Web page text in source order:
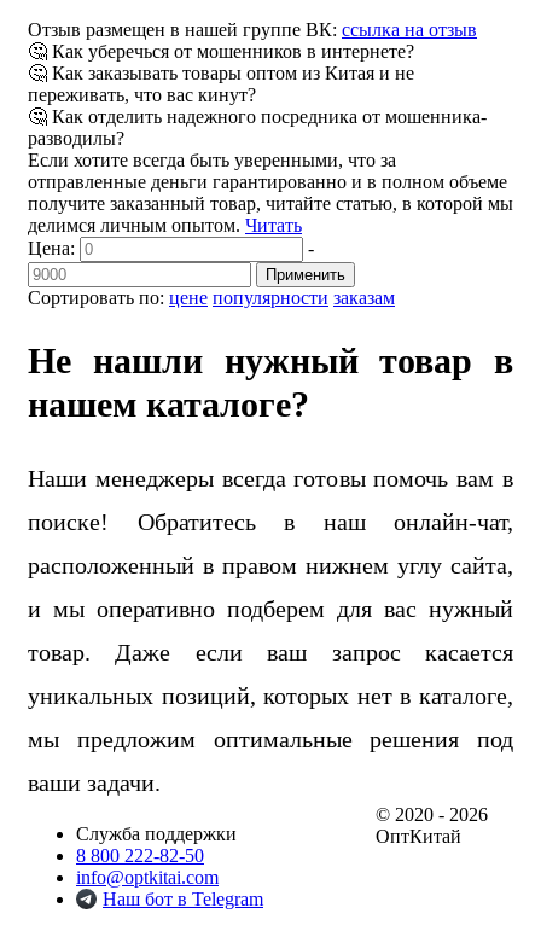
Отзыв размещен в нашей группе ВК: ссылка на отзыв
🤔 Как уберечься от мошенников в интернете?
🤔 Как заказывать товары оптом из Китая и не
переживать, что вас кинут?
🤔 Как отделить надежного посредника от мошенника-
разводилы?
Если хотите всегда быть уверенными, что за
отправленные деньги гарантированно и в полном объеме
получите заказанный товар, читайте статью, в которой мы
делимся личным опытом. Читать
Сортировать по: цене популярности заказам
Цена: -
Применить
Не нашли нужный товар в
нашем каталоге?
Наши менеджеры всегда готовы помочь вам в
поиске! Обратитесь в наш онлайн-чат,
расположенный в правом нижнем углу сайта,
и мы оперативно подберем для вас нужный
товар. Даже если ваш запрос касается
уникальных позиций, которых нет в каталоге,
мы предложим оптимальные решения под
ваши задачи.
Служба поддержки
8 800 222-82-50
info@optkitai.com
Наш бот в Telegram
© 2020 - 2026
ОптКитай